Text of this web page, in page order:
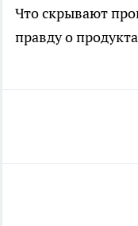
Что скрывают
правду о